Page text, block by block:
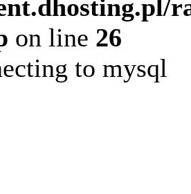
on line 26
to mysql